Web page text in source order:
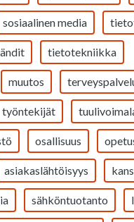
sosiaalinen media
tietotekniikka
muutos
työntekijät
osallisuus
asiakaslähtöisyys
sähköntuotanto